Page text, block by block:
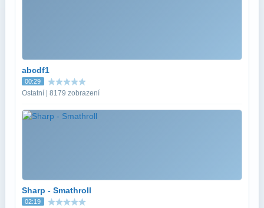
abcdf1
00:29
Ostatní | 8179 zobrazení
Sharp - Smathroll
02:19